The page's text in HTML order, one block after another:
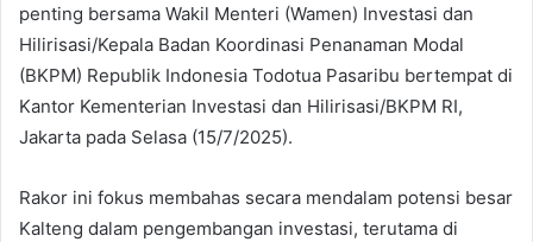
penting bersama Wakil Menteri (Wamen) Investasi dan
Hilirisasi/Kepala Badan Koordinasi Penanaman Modal
(BKPM) Republik Indonesia Todotua Pasaribu bertempat di
Kantor Kementerian Investasi dan Hilirisasi/BKPM RI,
Jakarta pada Selasa (15/7/2025).
Rakor ini fokus membahas secara mendalam potensi besar
Kalteng dalam pengembangan investasi, terutama di